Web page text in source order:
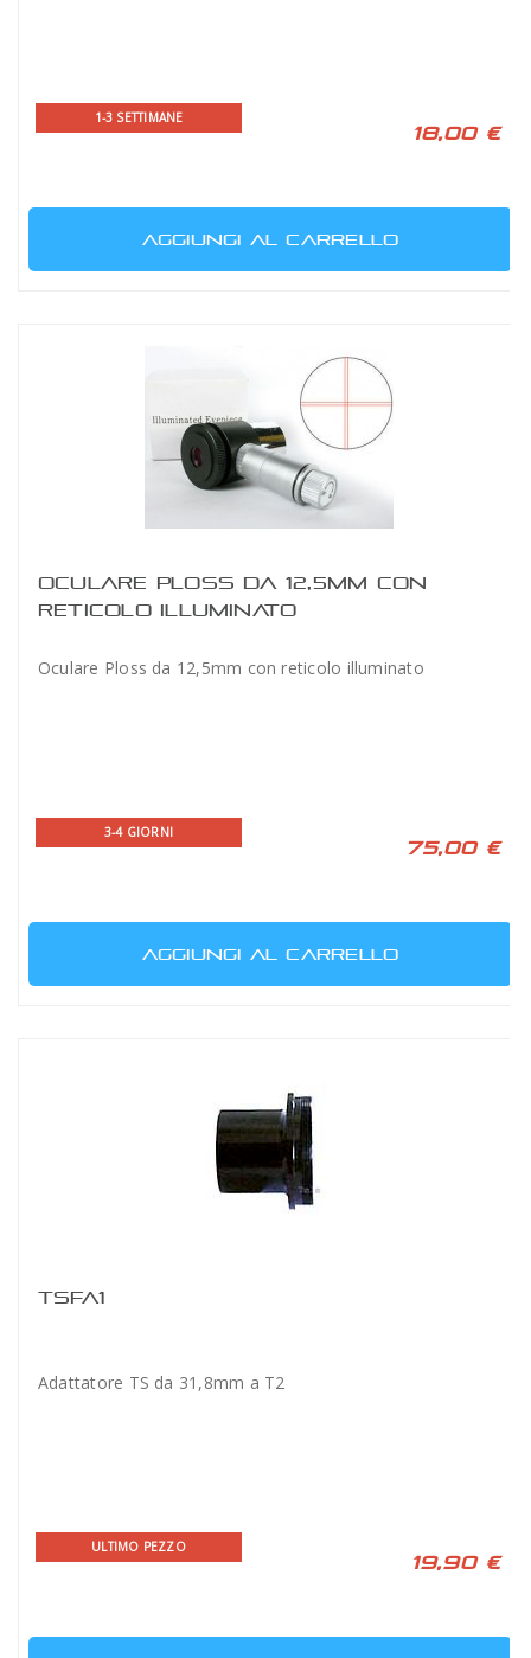
1-3 SETTIMANE
18,00 €
AGGIUNGI AL CARRELLO
OCULARE PLOSS DA 12,5MM CON
RETICOLO ILLUMINATO
Oculare Ploss da 12,5mm con reticolo illuminato
3-4 GIORNI
75,00 €
AGGIUNGI AL CARRELLO
TSFA1
Adattatore TS da 31,8mm a T2
ULTIMO PEZZO
19,90 €